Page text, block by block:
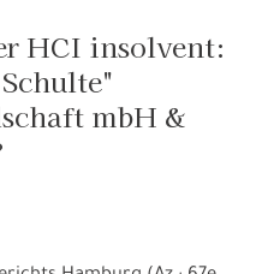
HCI insolvent:
mbH &